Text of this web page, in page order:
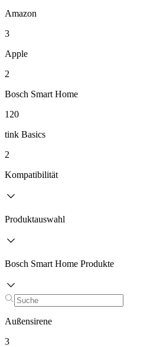
Amazon
3
Apple
2
Bosch Smart Home
120
tink Basics
2
Kompatibilität
Produktauswahl
Bosch Smart Home Produkte
Außensirene
3